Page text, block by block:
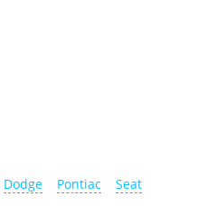
Dodge Pontiac
Seat